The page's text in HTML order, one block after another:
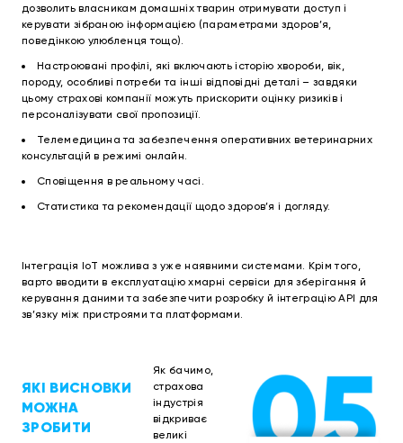
дозволить власникам домашніх тварин отримувати доступ і
керувати зібраною інформацією (параметрами здоров’я,
поведінкою улюбленця тощо).
Настроювані профілі, які включають історію хвороби, вік,
породу, особливі потреби та інші відповідні деталі – завдяки
цьому страхові компанії можуть прискорити оцінку ризиків і
персоналізувати свої пропозиції.
Телемедицина та забезпечення оперативних ветеринарних
консультацій в режимі онлайн.
Сповіщення в реальному часі.
Статистика та рекомендації щодо здоров’я і догляду.
Інтеграція IoT можлива з уже наявними системами. Крім того,
варто вводити в експлуатацію хмарні сервіси для зберігання й
керування даними та забезпечити розробку й інтеграцію API для
зв’язку між пристроями та платформами.
ЯКІ ВИСНОВКИ
МОЖНА
ЗРОБИТИ
Як бачимо,
страхова
індустрія
відкриває
великі